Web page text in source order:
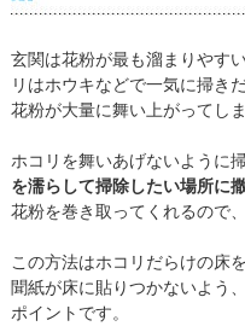
玄関は花粉が最も溜まりやす
リはホウキなどで一気に掃き
花粉が大量に舞い上がってしま
ホコリを舞いあげないように
を濡らして掃除したい場所に
花粉を巻き取ってくれるので
この方法はホコリだらけの床
聞紙が床に貼りつかないよう
ポイントです。